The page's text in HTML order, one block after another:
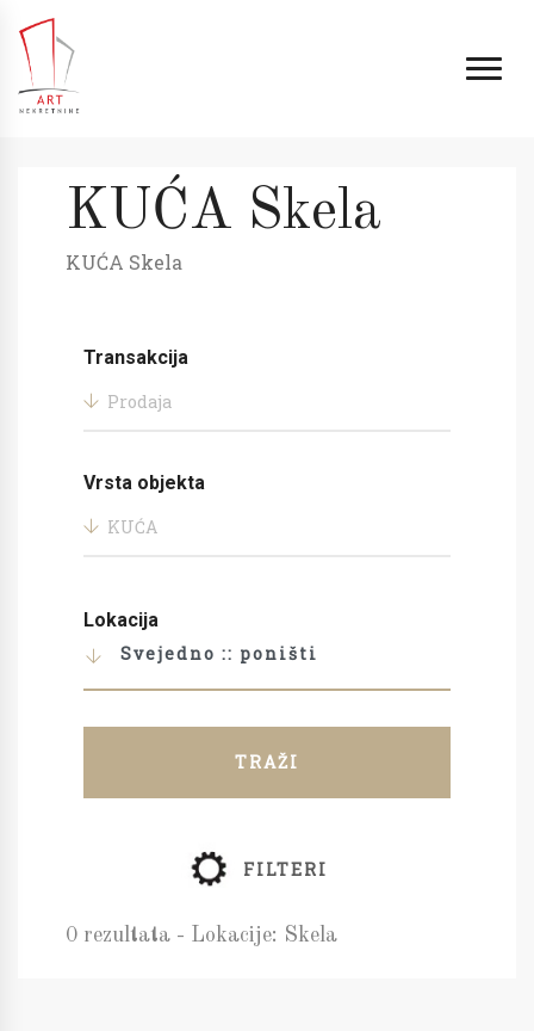
KUĆA Skela
KUĆA Skela
Transakcija
Prodaja
Vrsta objekta
KUĆA
Lokacija
Svejedno :: poništi
TRAŽI
FILTERI
0 rezultata - Lokacije: Skela